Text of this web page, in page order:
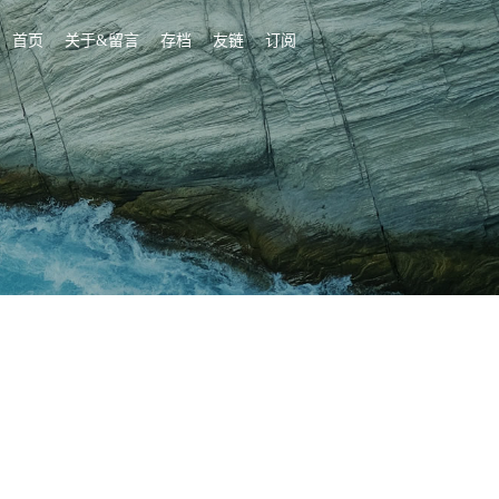
首页 关于&留言 存档 友链 订阅